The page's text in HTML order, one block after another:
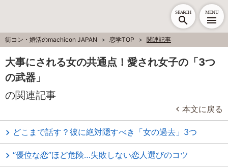
SEARCH MENU
街コン・婚活のmachicon JAPAN 恋学TOP 関連記事
大事にされる女の共通点！愛され女子の「3つ
の武器」
の関連記事
本文に戻る
どこまで話す？彼に絶対隠すべき「女の過去」3つ
“優位な恋”ほど危険…失敗しない恋人選びのコツ